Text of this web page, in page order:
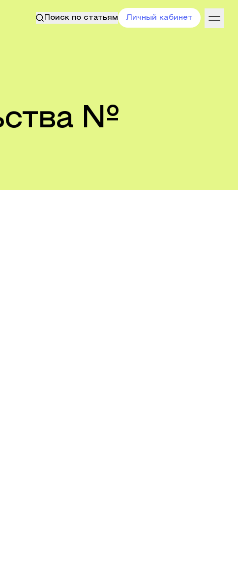
Поиск по статьям Личный кабинет
№